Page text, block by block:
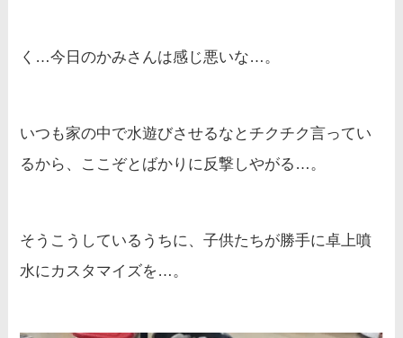
く…今日のかみさんは感じ悪いな…。
いつも家の中で水遊びさせるなとチクチク言ってい
るから、ここぞとばかりに反撃しやがる…。
そうこうしているうちに、子供たちが勝手に卓上噴
水にカスタマイズを…。